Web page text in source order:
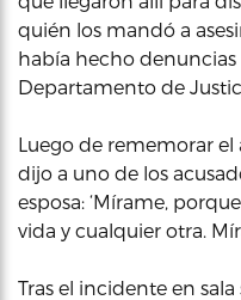
quién los mandó a
había hecho
Departamento de
Luego de rememorar
dijo a uno de los
esposa: ‘Mírame,
vida y cualquier otra.
Tras el incidente en